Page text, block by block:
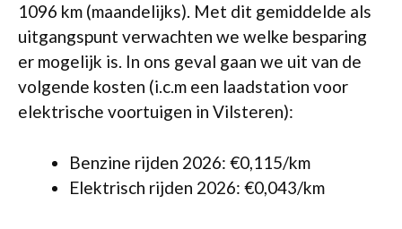
1096 km (maandelijks). Met dit gemiddelde als
uitgangspunt verwachten we welke besparing
er mogelijk is. In ons geval gaan we uit van de
volgende kosten (i.c.m een laadstation voor
elektrische voortuigen in Vilsteren):
Benzine rijden 2026: €0,115/km
Elektrisch rijden 2026: €0,043/km